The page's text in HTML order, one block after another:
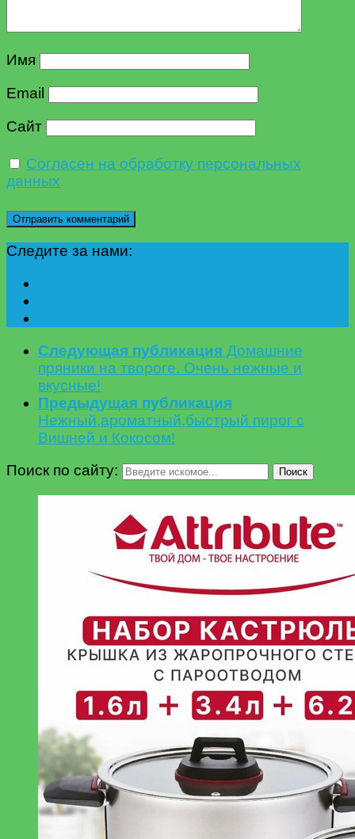
Имя
Email
Сайт
Согласен на обработку персональных
данных
Следите за нами:
Следующая публикация Домашние
пряники на твороге. Oчень нежные и
вкусные!
Предыдущая публикация
Нежный,ароматный,быстрый пирог с
Вишней и Кокосом!
Поиск по сайту:
Поиск